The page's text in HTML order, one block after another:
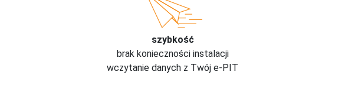
szybkość
brak konieczności instalacji
wczytanie danych z Twój e-PIT